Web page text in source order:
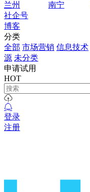
兰州
南宁
社企号
博客
分类
全部 市场营销 信息技术
源 未分类
申请试用
HOT
登录
注册